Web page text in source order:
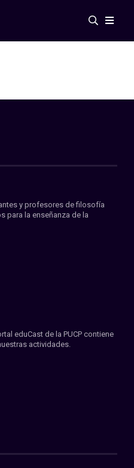
y profesores de filosofía
para la enseñanza de la
eduCast de la PUCP contiene
actividades.